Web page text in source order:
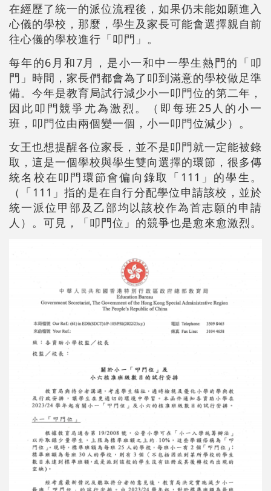
在經歷了統一的派位流程後，如果仍未能如願進入
心儀的學校，那麼，學生及家長可能會選擇親自前
往心儀的學校進行「叩門」。
每年的6月和7月，是小一和中一學生熱門的「叩
門」時間，家長們都會為了叩到滿意的學校做足準
備。今年是教育局試行減少小一叩門位的第二年，
因此叩門競爭尤為激烈。（即每班25人的小一
班，叩門位由兩個變一個，小一叩門位減少）。
女王也想提醒各位家長，並不是叩門就一定能被錄
取，這是一個學校與學生雙向選擇的環節，很多傳
統名校在叩門環節會偏向錄取「111」的學生。
（「111」指的是在自行分配學位申請該校，並於
統一派位甲部及乙部均以該校作為首志願的申請
人）。可見，「叩門位」的競爭也是愈來愈激烈。